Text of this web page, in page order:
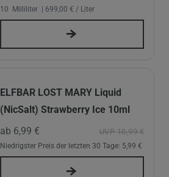
10 Milliliter | 699,00 € / Liter
ELFBAR LOST MARY Liquid
(NicSalt) Strawberry Ice 10ml
UVP 10,99 €
ab 6,99 €
Niedrigster Preis der letzten 30 Tage: 5,99 €